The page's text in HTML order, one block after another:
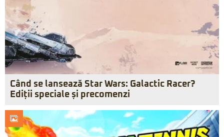
Când se lansează Star Wars: Galactic Racer?
Ediții speciale și precomenzi